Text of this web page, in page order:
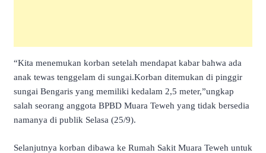
“Kita menemukan korban setelah mendapat kabar bahwa ada
anak tewas tenggelam di sungai.Korban ditemukan di pinggir
sungai Bengaris yang memiliki kedalam 2,5 meter,”ungkap
salah seorang anggota BPBD Muara Teweh yang tidak bersedia
namanya di publik Selasa (25/9).
Selanjutnya korban dibawa ke Rumah Sakit Muara Teweh untuk